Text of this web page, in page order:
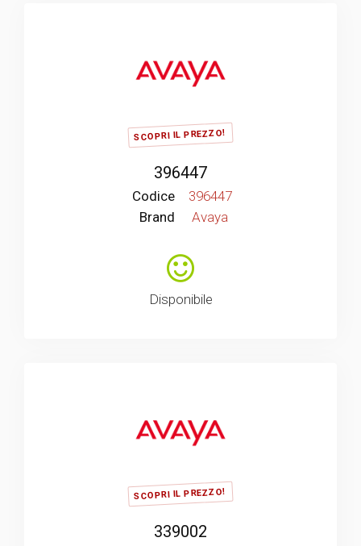
SCOPRI IL PREZZO!
396447
Codice
396447
Brand
Avaya
Disponibile
SCOPRI IL PREZZO!
339002